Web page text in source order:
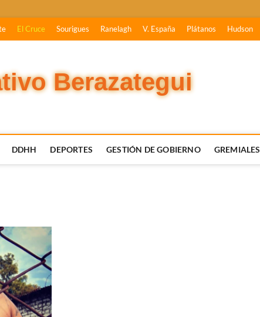
El Cruce Sourigues Ranelagh V. España Plátanos Hudson
Berazategui
DDHH DEPORTES GESTIÓN DE GOBIERNO GREMIALES